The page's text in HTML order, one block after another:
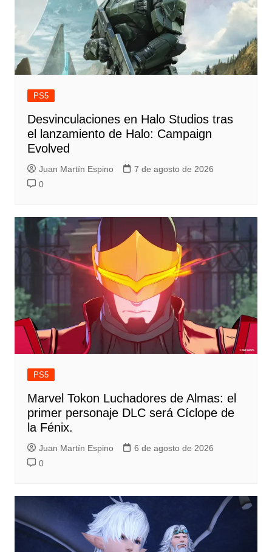
PS5
Desvinculaciones en Halo Studios tras
el lanzamiento de Halo: Campaign
Evolved
Juan Martín Espino
7 de agosto de 2026
0
PS5
Marvel Tokon Luchadores de Almas: el
primer personaje DLC será Cíclope de
la Fénix.
Juan Martín Espino
6 de agosto de 2026
0